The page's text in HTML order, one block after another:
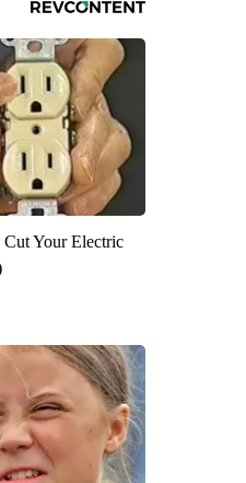
Your Electric